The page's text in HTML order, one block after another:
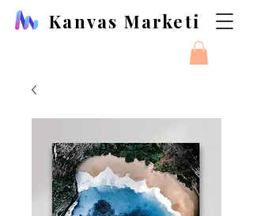
Kanvas Marketi